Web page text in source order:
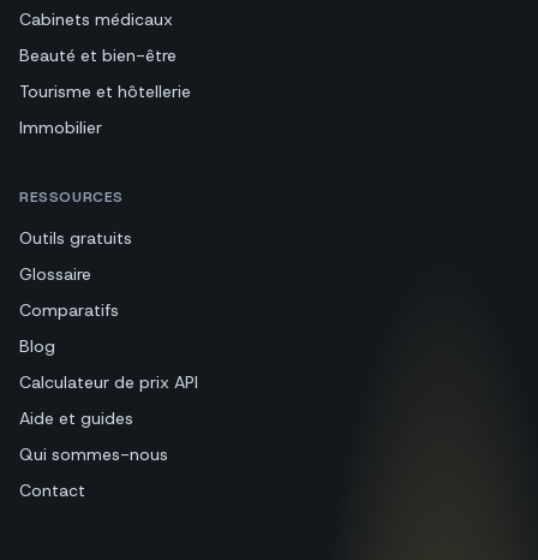
Cabinets médicaux
Beauté et bien-être
Tourisme et hôtellerie
Immobilier
RESSOURCES
Outils gratuits
Glossaire
Comparatifs
Blog
Calculateur de prix API
Aide et guides
Qui sommes-nous
Contact